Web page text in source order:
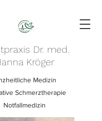
Dr. med.
Kröger
Medizin
Schmerztherapie
Notfallmedizin